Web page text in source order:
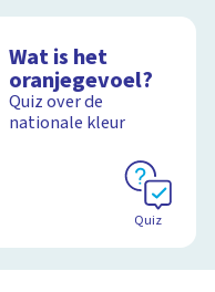
Wat is het
oranjegevoel?
Quiz over de
nationale kleur
Quiz